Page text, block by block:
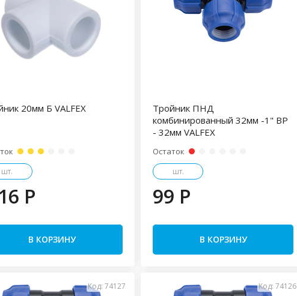
20мм Б VALFEX
шт.
P
В КОРЗИНУ
Тройник ПНД
комбинированный 32мм -1" ВР
- 32мм VALFEX
Остаток
шт.
99 P
В КОРЗИНУ
Код: 74127 Код: 74126